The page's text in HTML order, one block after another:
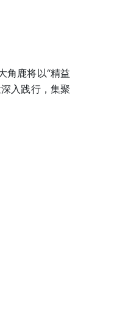
角鹿将以“精益
入践行，集聚